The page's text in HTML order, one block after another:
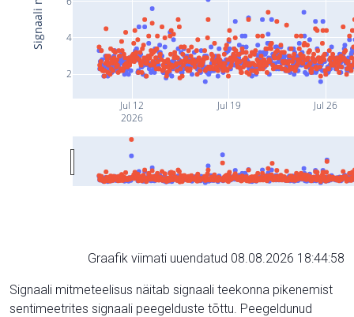
Jul 12
2026
Jul 19 Jul 26
2
4
Graafik viimati uuendatud 08.08.2026 18:44:58
Signaali mitmeteelisus näitab signaali teekonna pikenemist
sentimeetrites signaali peegelduste tõttu. Peegeldunud